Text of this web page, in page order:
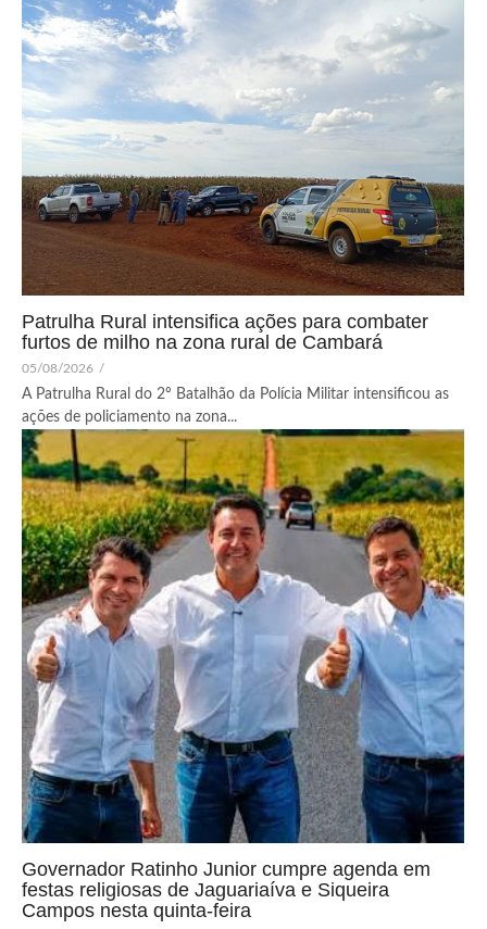
Patrulha Rural intensifica ações para combater
furtos de milho na zona rural de Cambará
05/08/2026 /
A Patrulha Rural do 2º Batalhão da Polícia Militar intensificou as
ações de policiamento na zona...
Governador Ratinho Junior cumpre agenda em
festas religiosas de Jaguariaíva e Siqueira
Campos nesta quinta-feira